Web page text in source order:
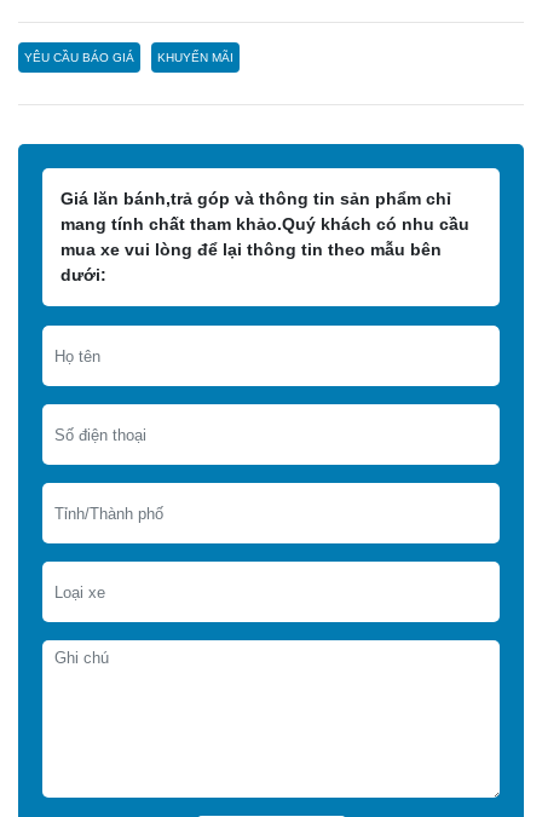
YÊU CẦU BÁO GIÁ KHUYẾN MÃI
Giá lăn bánh,trả góp và thông tin sản phẩm chỉ
mang tính chất tham khảo.Quý khách có nhu cầu
mua xe vui lòng để lại thông tin theo mẫu bên
dưới: